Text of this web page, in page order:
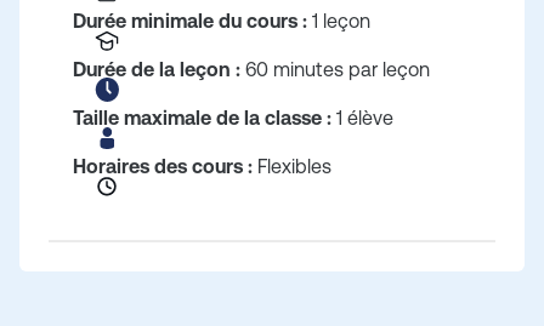
Durée minimale du cours : 1 leçon
Durée de la leçon : 60 minutes par leçon
Taille maximale de la classe : 1 élève
Horaires des cours : Flexibles